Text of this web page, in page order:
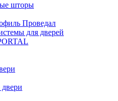
шторы
Проведал
для дверей